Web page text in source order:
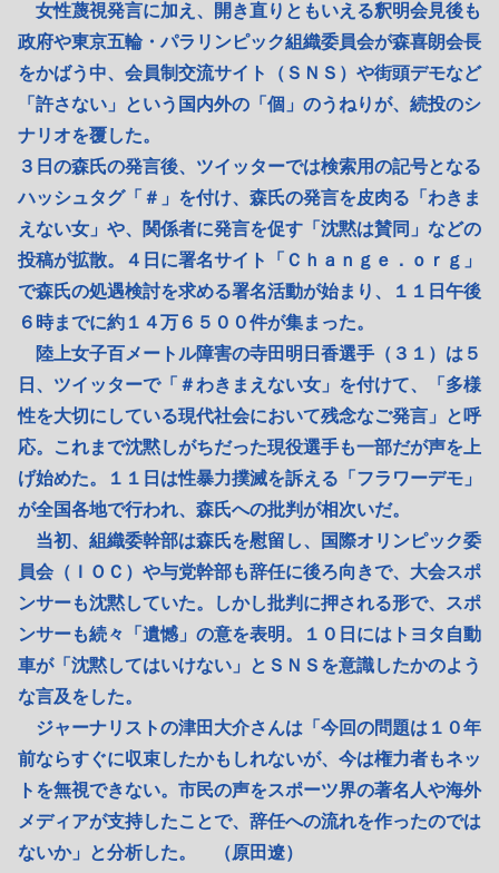
女性蔑視発言に加え、開き直りともいえる釈明会見後も
政府や東京五輪・パラリンピック組織委員会が森喜朗会長
をかばう中、会員制交流サイト（ＳＮＳ）や街頭デモなど
「許さない」という国内外の「個」のうねりが、続投のシ
ナリオを覆した。
３日の森氏の発言後、ツイッターでは検索用の記号となる
ハッシュタグ「＃」を付け、森氏の発言を皮肉る「わきま
えない女」や、関係者に発言を促す「沈黙は賛同」などの
投稿が拡散。４日に署名サイト「Ｃｈａｎｇｅ．ｏｒｇ」
で森氏の処遇検討を求める署名活動が始まり、１１日午後
６時までに約１４万６５００件が集まった。
陸上女子百メートル障害の寺田明日香選手（３１）は５
日、ツイッターで「＃わきまえない女」を付けて、「多様
性を大切にしている現代社会において残念なご発言」と呼
応。これまで沈黙しがちだった現役選手も一部だが声を上
げ始めた。１１日は性暴力撲滅を訴える「フラワーデモ」
が全国各地で行われ、森氏への批判が相次いだ。
当初、組織委幹部は森氏を慰留し、国際オリンピック委
員会（ＩＯＣ）や与党幹部も辞任に後ろ向きで、大会スポ
ンサーも沈黙していた。しかし批判に押される形で、スポ
ンサーも続々「遺憾」の意を表明。１０日にはトヨタ自動
車が「沈黙してはいけない」とＳＮＳを意識したかのよう
な言及をした。
ジャーナリストの津田大介さんは「今回の問題は１０年
前ならすぐに収束したかもしれないが、今は権力者もネッ
トを無視できない。市民の声をスポーツ界の著名人や海外
メディアが支持したことで、辞任への流れを作ったのでは
ないか」と分析した。 （原田遼）